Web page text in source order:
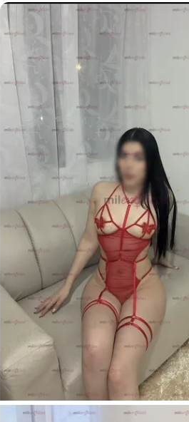
Sin evaluación reciente
Sin tasa alta de recomendación
No alcanza el 70% de recomendación entre